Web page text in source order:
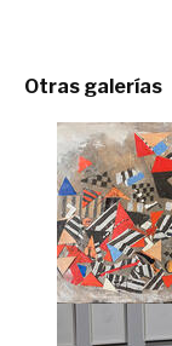
Otras galerías